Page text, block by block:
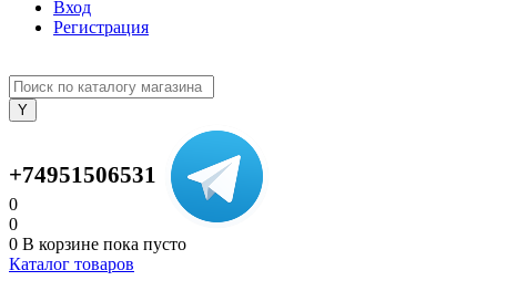
Вход
Регистрация
+74951506531
0
0
0 В корзине пока пусто
Каталог товаров